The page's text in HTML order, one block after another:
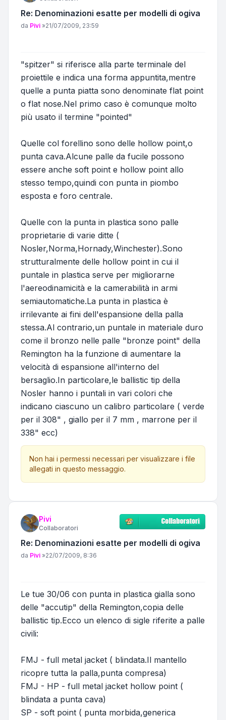
Re: Denominazioni esatte per modelli di ogiva
Messaggio
da Pivi »21/07/2009, 23:59
"spitzer" si riferisce alla parte terminale del
proiettile e indica una forma appuntita,mentre
quelle a punta piatta sono denominate flat point
o flat nose.Nel primo caso è comunque molto
più usato il termine "pointed"
Quelle col forellino sono delle hollow point,o
punta cava.Alcune palle da fucile possono
essere anche soft point e hollow point allo
stesso tempo,quindi con punta in piombo
esposta e foro centrale.
Quelle con la punta in plastica sono palle
proprietarie di varie ditte (
Nosler,Norma,Hornady,Winchester).Sono
strutturalmente delle hollow point in cui il
puntale in plastica serve per migliorarne
l'aereodinamicità e la camerabilità in armi
semiautomatiche.La punta in plastica è
irrilevante ai fini dell'espansione della palla
stessa.Al contrario,un puntale in materiale duro
come il bronzo nelle palle "bronze point" della
Remington ha la funzione di aumentare la
velocità di espansione all'interno del
bersaglio.In particolare,le ballistic tip della
Nosler hanno i puntali in vari colori che
indicano ciascuno un calibro particolare ( verde
per il 308" , giallo per il 7 mm , marrone per il
338" ecc)
Non hai i permessi necessari per visualizzare i file
allegati in questo messaggio.
Pivi
Collaboratori
Re: Denominazioni esatte per modelli di ogiva
Messaggio
da Pivi »22/07/2009, 8:36
Le tue 30/06 con punta in plastica gialla sono
delle "accutip" della Remington,copia delle
ballistic tip.Ecco un elenco di sigle riferite a palle
civili:
FMJ - full metal jacket ( blindata.Il mantello
ricopre tutta la palla,punta compresa)
FMJ - HP - full metal jacket hollow point (
blindata a punta cava)
SP - soft point ( punta morbida,generica